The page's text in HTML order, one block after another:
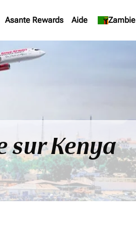
Asante Rewards Aide Zambie
keyboard_arrow_down
sur Kenya